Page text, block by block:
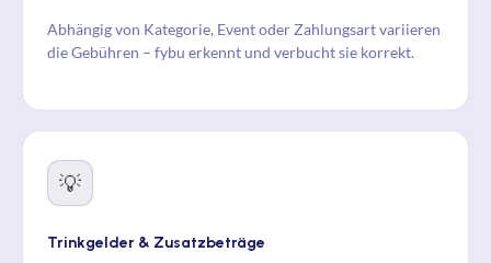
Abhängig von Kategorie, Event oder Zahlungsart variieren
die Gebühren – fybu erkennt und verbucht sie korrekt.
💡
Trinkgelder & Zusatzbeträge